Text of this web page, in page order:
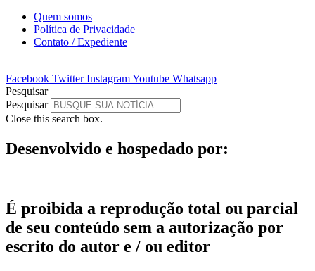
Quem somos
Política de Privacidade
Contato / Expediente
Facebook Twitter InstagramYoutube Whatsapp
Pesquisar
Pesquisar
Close this search box.
Desenvolvido e hospedado por:
É proibida a reprodução total ou parcial
de seu conteúdo sem a autorização por
escrito do autor e / ou editor